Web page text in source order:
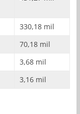
330,18 mil
70,18 mil
3,68 mil
3,16 mil